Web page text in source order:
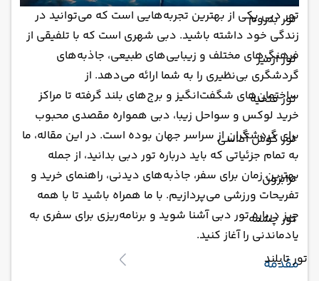
تور بدروم
تور ازمیر
تور فتحیه
تور کوش آداسی
ترابزون
تور چشمه
تور تایلند
تور دبی یکی از بهترین تجربه‌هایی است که می‌توانید در
زندگی خود داشته باشید. دبی شهری است که با تلفیقی از
فرهنگ‌های مختلف و زیبایی‌های طبیعی، جاذبه‌های
گردشگری بی‌نظیری را به شما ارائه می‌دهد. از
ساختمان‌های شگفت‌انگیز و برج‌های بلند گرفته تا مراکز
خرید لوکس و سواحل زیبا، دبی همواره مقصدی محبوب
برای گردشگران از سراسر جهان بوده است. در این مقاله، ما
به تمام جزئیاتی که باید درباره تور دبی بدانید، از جمله
بهترین زمان برای سفر، جاذبه‌های دیدنی، راهنمای خرید و
تفریحات ورزشی می‌پردازیم. با ما همراه باشید تا با همه
چیز درباره تور دبی آشنا شوید و برنامه‌ریزی برای سفری به
یادماندنی را آغاز کنید.
مقدمه